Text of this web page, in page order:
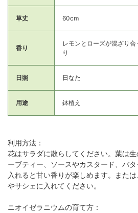
草丈 60cm
香り
レモンとローズが混ざり
り
日照 日なた
用途 鉢植え
利用方法：
花はサラダに散らしてください。葉は
ーブティー、ソースやカスタード、バ
入れると甘い香りが楽しめます。また
やサシェに入れてください。
ニオイゼラニウムの育て方：